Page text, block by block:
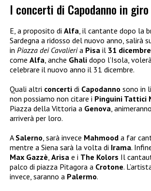
I concerti di Capodanno in
E, a proposito di Alfa, il cantante dopo la
Sardegna a ridosso del nuovo anno, salirà
in Piazza dei Cavalieria Pisa il 31
come Alfa, anche Ghali dopo l’Isola,
celebrare il nuovo anno il 31 dicembre.
Quali altri concerti di Capodanno sono in
non possiamo non citare i Pinguini Tattici
Piazza della Vittoria a Genova,
arriverà per loro.
A Salerno, sarà invece Mahmood a far
mentre a Siena sarà la volta di Irama.
Max Gazzè, Arisa e i The Kolors Il
palco di piazza Pitagora a Crotone.
invece, saranno a Palermo.